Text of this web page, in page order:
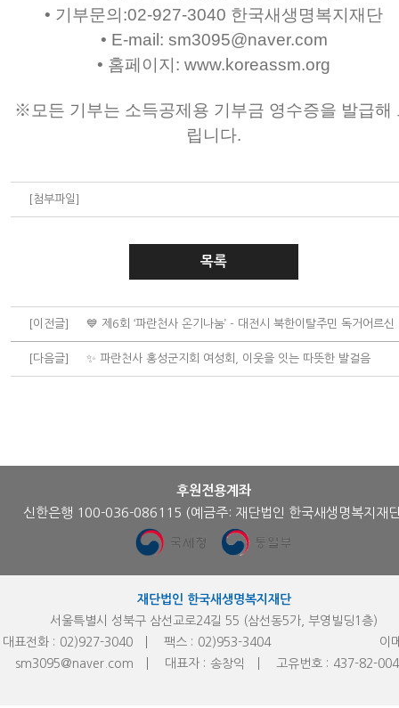
• 기부문의:02-927-3040 한국새생명복지재단
• E-mail: sm3095@naver.com
• 홈페이지: www.koreassm.org
※모든 기부는 소득공제용 기부금 영수증을 발급해
립니다.
[첨부파일]
목록
[이전글] 💙 제6회 ‘파란천사 온기나눔’ - 대전시 북한이탈주민 독거어르신
[다음글] ✨ 파란천사 홍성군지회 여성회, 이웃을 잇는 따뜻한 발걸음
후원전용계좌
신한은행 100-036-086115 (예금주: 재단법인 한국새생명복지재
재단법인 한국새생명복지재단
서울특별시 성북구 삼선교로24길 55 (삼선동5가, 부영빌딩1층)
대표전화 : 02)927-3040 팩스 : 02)953-3404
이
sm3095@naver.com
대표자 : 송창익 고유번호 : 437-82-